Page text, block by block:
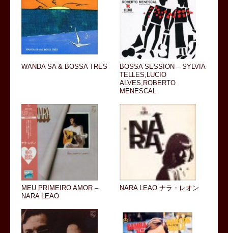
WANDA SA & BOSSA TRES
BOSSA SESSION – SYLVIA
TELLES,LUCIO
ALVES,ROBERTO
MENESCAL
MEU PRIMEIRO AMOR –
NARA LEAO
NARA LEAO ナラ・レオン